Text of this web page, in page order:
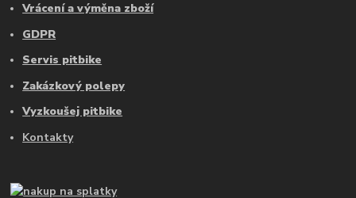
Vrácení a výměna zboží
GDPR
Servis pitbike
Zakázkový polepy
Vyzkoušej pitbike
Kontakty